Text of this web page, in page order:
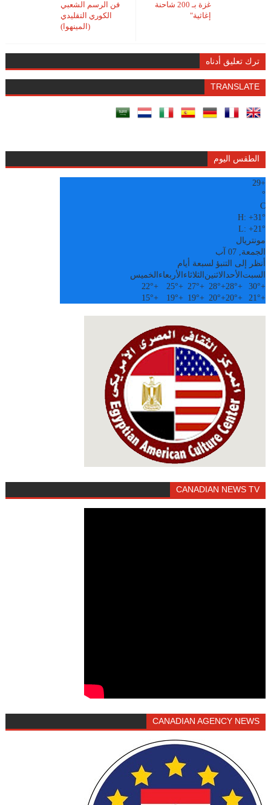
فن الرسم الشعبي
الكوري التقليدي
(المينهوا)
غزة بـ 200 شاحنة
إغاثية"
ترك تعليق أدناه
TRANSLATE
الطقس اليوم
+
29
°
C
H:+31°
L:+21°
مونتريال
الجمعة, 07 آب
أنظر إلى التنبؤ لسبعة أيام
السبت الأحدالاثنين الثلاثاء الأربعاء الخميس
+
30°
+
28°
+
28°
+
27°
+
25°
+
22°
+
21°
+
20°
+
20°
+
19°
+
19°
+
15°
CANADIAN NEWS TV
CANADIAN AGENCY NEWS